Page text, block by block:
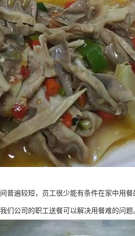
普遍较短，员工很少能有条件在家中用
们公司的职工送餐可以解决用餐难的问题